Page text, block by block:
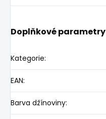
Doplňkové parametry
Kategorie:
EAN:
Barva džínoviny: